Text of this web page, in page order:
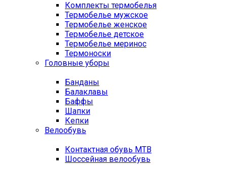
Комплекты термобелья
Термобелье мужское
Термобелье женское
Термобелье детское
Термобелье меринос
Термоноски
Головные уборы
Банданы
Балаклавы
Баффы
Шапки
Кепки
Велообувь
Контактная обувь MTB
Шоссейная велообувь